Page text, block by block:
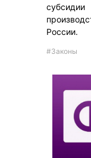
России.
#Законы